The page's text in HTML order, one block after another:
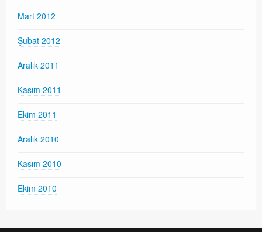
Mart 2012
Şubat 2012
Aralık 2011
Kasım 2011
Ekim 2011
Aralık 2010
Kasım 2010
Ekim 2010